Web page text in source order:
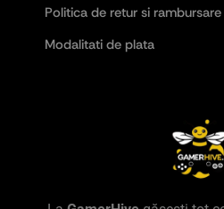
Politica de retur si rambursare
Modalitati de plata